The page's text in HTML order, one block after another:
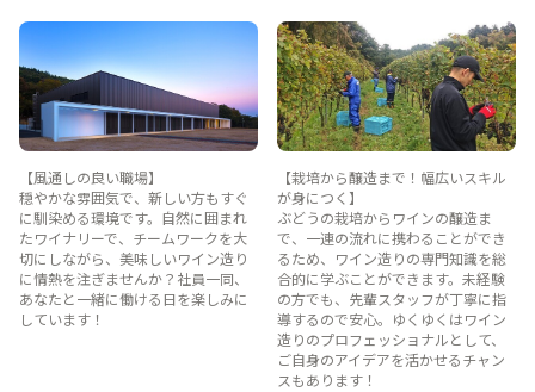
【風通しの良い職場】
穏やかな雰囲気で、新しい方もすぐ
に馴染める環境です。自然に囲まれ
たワイナリーで、チームワークを大
切にしながら、美味しいワイン造り
に情熱を注ぎませんか？社員一同、
あなたと一緒に働ける日を楽しみに
しています！
【栽培から醸造まで！幅広いスキル
が身につく】
ぶどうの栽培からワインの醸造ま
で、一連の流れに携わることができ
るため、ワイン造りの専門知識を総
合的に学ぶことができます。未経験
の方でも、先輩スタッフが丁寧に指
導するので安心。ゆくゆくはワイン
造りのプロフェッショナルとして、
ご自身のアイデアを活かせるチャン
スもあります！